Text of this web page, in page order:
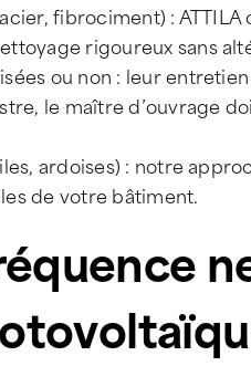
fibrociment) :
rigoureux sans
ou non : leur
le maître d’ouvrage
ardoises) : notre
de votre bâtiment.